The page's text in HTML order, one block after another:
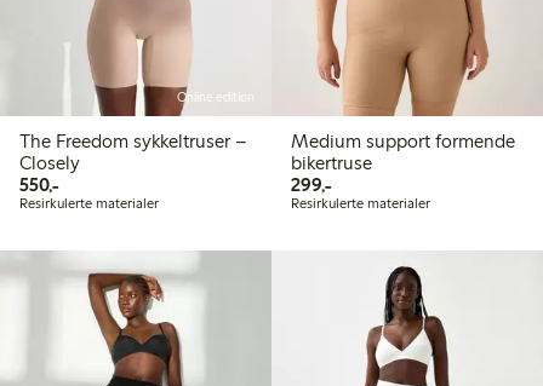
Online edition
The Freedom sykkeltruser –
Closely
550,-550,00 kr
Resirkulerte materialer
Medium support formende
bikertruse
299,-299,00 kr
Resirkulerte materialer